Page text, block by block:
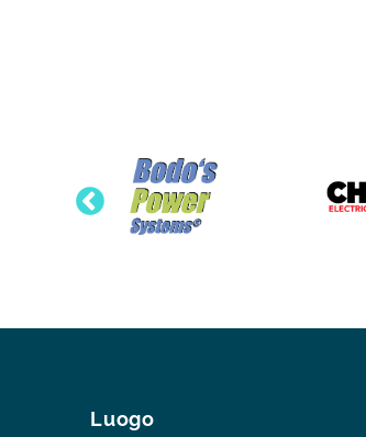
Luogo